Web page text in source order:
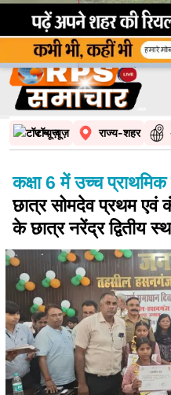
टॉप न्यूज़ राज्य-शहर
कक्षा 6 में उच्च प्राथमिक
छात्र सोमदेव प्रथम एवं
के छात्र नरेंद्र द्वितीय